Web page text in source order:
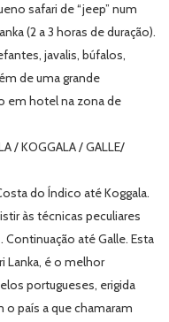
safari de “jeep” num
(2 a 3 horas de duração).
javalis, búfalos,
de uma grande
em hotel na zona de
/ KOGGALA / GALLE/
do Índico até Koggala.
às técnicas peculiares
até Galle. Esta
Lanka, é o melhor
portugueses, erigida
o país a que chamaram